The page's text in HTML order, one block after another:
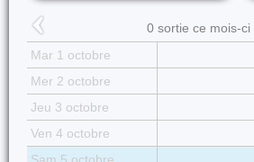
0 sortie ce mois-ci
Mar 1 octobre
Mer 2 octobre
Jeu 3 octobre
Ven 4 octobre